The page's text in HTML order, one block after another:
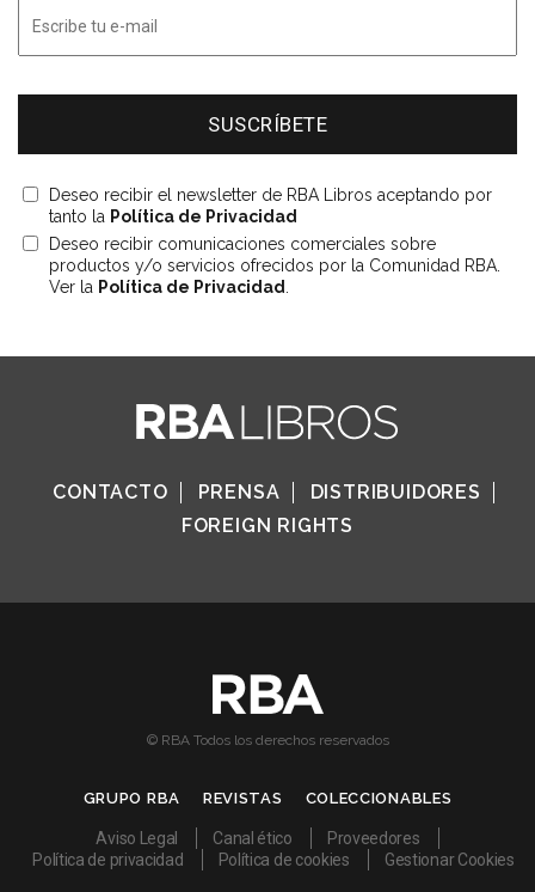
Deseo recibir el newsletter de RBA Libros aceptando por
tanto la Política de Privacidad
Deseo recibir comunicaciones comerciales sobre
productos y/o servicios ofrecidos por la Comunidad RBA.
Ver la Política de Privacidad
CONTACTO PRENSA
DISTRIBUIDORES
FOREIGN RIGHTS
© RBA Todos los derechos reservados
GRUPO RBA REVISTAS COLECCIONABLES
Aviso Legal Canal ético
Proveedores
Política de privacidad
Política de cookies Gestionar Cookies